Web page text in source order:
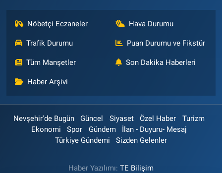
Nöbetçi Eczaneler Hava Durumu
Trafik Durumu Puan Durumu ve Fikstür
Tüm Manşetler Son Dakika Haberleri
Haber Arşivi
Nevşehir'de Bugün Güncel Siyaset Özel Haber
Turizm
Ekonomi
Spor Gündem
İlan - Duyuru- Mesaj
Türkiye Gündemi
Sizden Gelenler
Haber Yazılımı: TE Bilişim